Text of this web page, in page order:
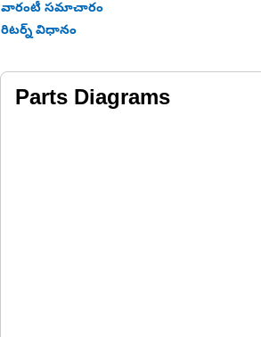
వారంటీ సమాచారం
రిటర్న్ విధానం
Parts Diagrams